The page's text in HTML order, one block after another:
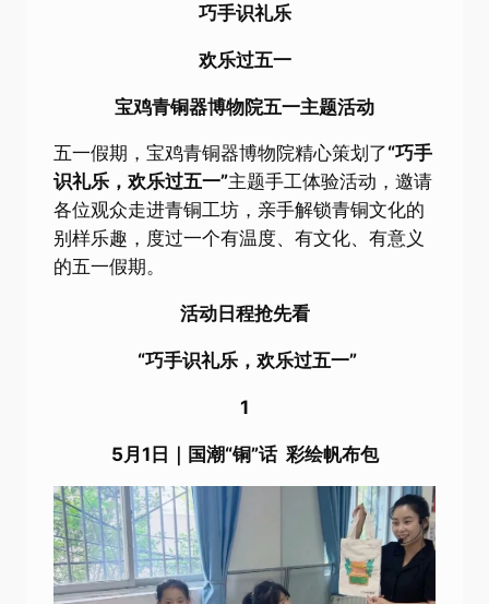
巧手识礼乐
欢乐过五一
宝鸡青铜器博物院五一主题活动
五一假期，宝鸡青铜器博物院精心策划了“巧手
识礼乐，欢乐过五一”主题手工体验活动，邀请
各位观众走进青铜工坊，亲手解锁青铜文化的
别样乐趣，度过一个有温度、有文化、有意义
的五一假期。
活动日程抢先看
“巧手识礼乐，欢乐过五一”
1
5月1日｜国潮“铜”话 彩绘帆布包